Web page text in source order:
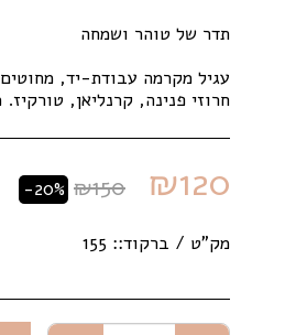
חרוזי פנינה, קרנליאן,
₪120
₪150
-20%
מק"ט / ברקוד:: 155